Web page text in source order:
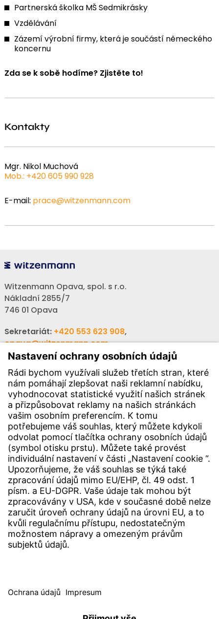
Partnerská školka MŠ Sedmikrásky
Vzdělávání
Zázemí výrobní firmy, která je součástí německého
koncernu
Zda se k sobě hodíme? Zjistěte to!
Kontakty
Mgr. Nikol Muchová
Mob.: +420 605 990 928
E-mail: prace@witzenmann.com
Witzenmann Opava, spol. s r.o.
Nákladní 2855/7
746 01 Opava
Sekretariát: +420 553 623 908,
opava@witzenmann.com
Volná místa:+420 605 990 928
Poptávky:
obchod@witzenmann.com
KONTAKTY
Pobočka
Kontakty
SERVICE
Centrum Download
Uživatelský software
Specifikace poptávky
© WITZENMANN Alle Rechte vorbehalten
Česká republika | CZ